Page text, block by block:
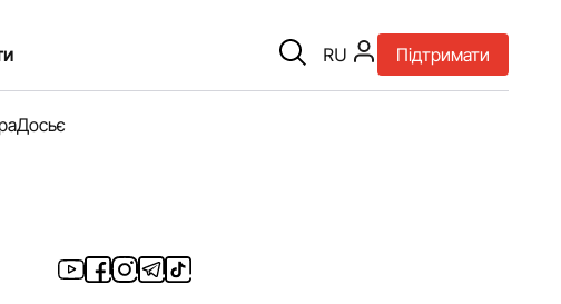
RU Підтримати
Досьє